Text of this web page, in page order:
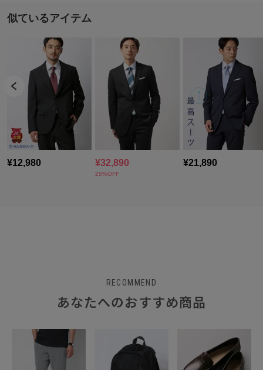
RECOMMEND
あなたへのおすすめ商品